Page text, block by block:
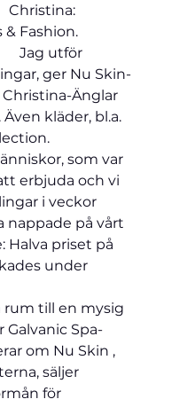
& Fashion.
ger Nu Skin-
Änglar
kläder, bl.a.
som var
erbjuda och vi
i veckor
nappade på vårt
Halva priset på
under
till en mysig
Galvanic Spa-
om Nu Skin ,
säljer
för